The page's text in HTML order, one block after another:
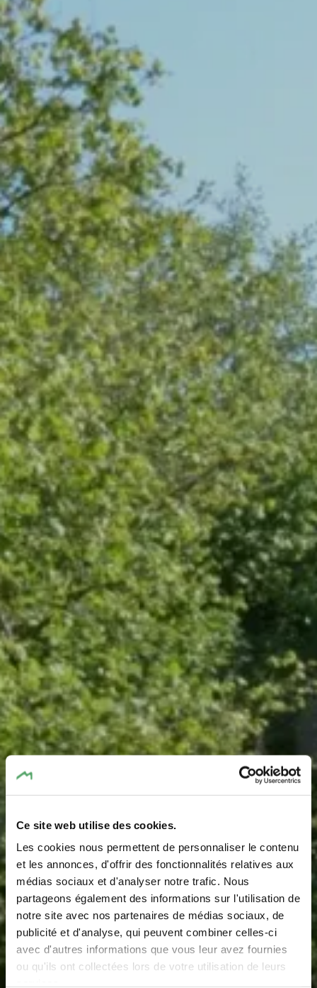
Ce site web utilise des cookies.
Les cookies nous permettent de personnaliser le contenu
et les annonces, d'offrir des fonctionnalités relatives aux
médias sociaux et d'analyser notre trafic. Nous
partageons également des informations sur l'utilisation de
notre site avec nos partenaires de médias sociaux, de
publicité et d'analyse, qui peuvent combiner celles-ci
avec d'autres informations que vous leur avez fournies
ou qu'ils ont collectées lors de votre utilisation de leurs
Aire de jeux -
Déckheck
Où? Déckheck, 6196 Eisenborn